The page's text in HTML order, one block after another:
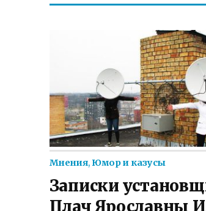
Мнения,Юмор и казусы
Записки
Плач Ярославны